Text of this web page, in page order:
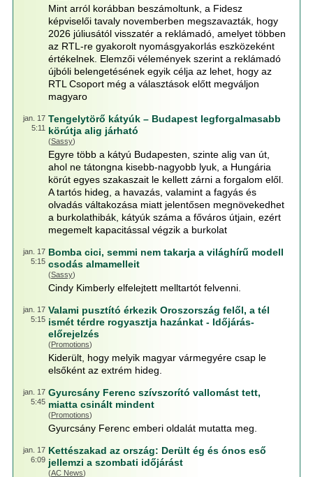
Mint arról korábban beszámoltunk, a Fidesz
képviselői tavaly novemberben megszavazták, hogy
2026 júliusától visszatér a reklámadó, amelyet többen
az RTL-re gyakorolt nyomásgyakorlás eszközeként
értékelnek. Elemzői vélemények szerint a reklámadó
újbóli belengetésének egyik célja az lehet, hogy az
RTL Csoport még a választások előtt megváljon
magyaro
jan. 17
5:11
Tengelytörő kátyúk – Budapest legforgalmasabb
körútja alig járható
(Sassy)
Egyre több a kátyú Budapesten, szinte alig van út,
ahol ne tátongna kisebb-nagyobb lyuk, a Hungária
körút egyes szakaszait le kellett zárni a forgalom elől.
A tartós hideg, a havazás, valamint a fagyás és
olvadás váltakozása miatt jelentősen megnövekedhet
a burkolathibák, kátyúk száma a főváros útjain, ezért
megemelt kapacitással végzik a burkolat
jan. 17
5:15
Bomba cici, semmi nem takarja a világhírű modell
csodás almamelleit
(Sassy)
Cindy Kimberly elfelejtett melltartót felvenni.
jan. 17
5:15
Valami pusztító érkezik Oroszország felől, a tél
ismét térdre rogyasztja hazánkat - Időjárás-
előrejelzés
(Promotions)
Kiderült, hogy melyik magyar vármegyére csap le
elsőként az extrém hideg.
jan. 17
5:45
Gyurcsány Ferenc szívszorító vallomást tett,
miatta csinált mindent
(Promotions)
Gyurcsány Ferenc emberi oldalát mutatta meg.
jan. 17
6:09
Kettészakad az ország: Derült ég és ónos eső
jellemzi a szombati időjárást
(AC News)